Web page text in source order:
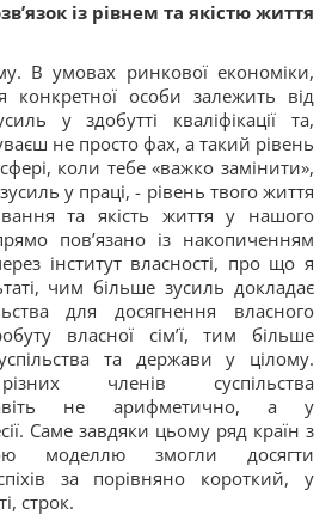
із рівнем та якістю життя
В умовах ринкової економіки,
конкретної особи залежить від
у здобутті кваліфікації та,
не просто фах, а такий рівень
коли тебе «важко замінити»,
у праці, - рівень твого життя
та якість життя у нашого
пов’язано із накопиченням
інститут власності, про що я
чим більше зусиль докладає
для досягнення власного
власної сім’ї, тим більше
та держави у цілому.
членів суспільства
не арифметично, а у
Саме завдяки цьому ряд країн з
моделлю змогли досягти
за порівняно короткий, у
строк.